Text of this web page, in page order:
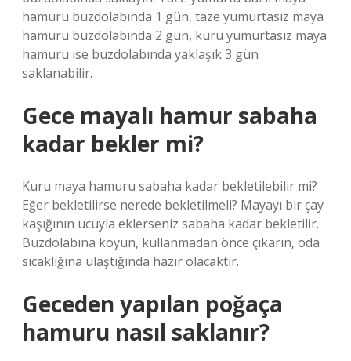
hamuru buzdolabında 1 gün, taze yumurtasız maya
hamuru buzdolabında 2 gün, kuru yumurtasız maya
hamuru ise buzdolabında yaklaşık 3 gün
saklanabilir.
Gece mayalı hamur sabaha
kadar bekler mi?
Kuru maya hamuru sabaha kadar bekletilebilir mi?
Eğer bekletilirse nerede bekletilmeli? Mayayı bir çay
kaşığının ucuyla eklerseniz sabaha kadar bekletilir.
Buzdolabına koyun, kullanmadan önce çıkarın, oda
sıcaklığına ulaştığında hazır olacaktır.
Geceden yapılan poğaça
hamuru nasıl saklanır?